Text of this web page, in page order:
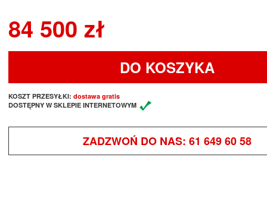
84 500 zł
DO KOSZYKA
KOSZT PRZESYŁKI: dostawa gratis
DOSTĘPNY W SKLEPIE INTERNETOWYM
ZADZWOŃ DO NAS: 61 649 60 58